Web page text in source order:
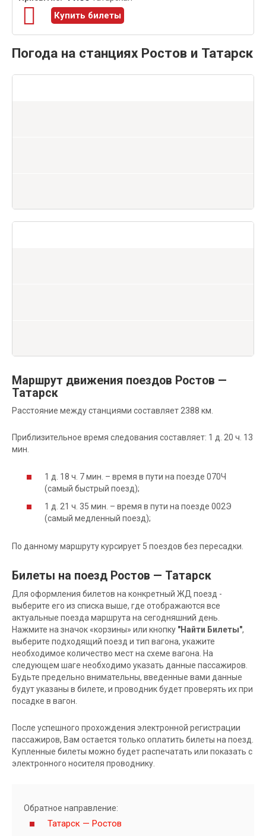
Купить билеты
Погода на станциях Ростов и Татарск
Маршрут движения поездов Ростов —
Татарск
Расстояние между станциями составляет 2388 км.
Приблизительное время следования составляет: 1 д. 20 ч. 13
мин.
1 д. 18 ч. 7 мин. – время в пути на поезде 070Ч
(самый быстрый поезд);
1 д. 21 ч. 35 мин. – время в пути на поезде 002Э
(самый медленный поезд);
По данному маршруту курсирует 5 поездов без пересадки.
Билеты на поезд Ростов — Татарск
Для оформления билетов на конкретный ЖД поезд -
выберите его из списка выше, где отображаются все
актуальные поезда маршрута на сегодняшний день.
Нажмите на значок «корзины» или кнопку "Найти Билеты",
выберите подходящий поезд и тип вагона, укажите
необходимое количество мест на схеме вагона. На
следующем шаге необходимо указать данные пассажиров.
Будьте предельно внимательны, введенные вами данные
будут указаны в билете, и проводник будет проверять их при
посадке в вагон.
После успешного прохождения электронной регистрации
пассажиров, Вам остается только оплатить билеты на поезд.
Купленные билеты можно будет распечатать или показать с
электронного носителя проводнику.
Обратное направление:
Татарск — Ростов